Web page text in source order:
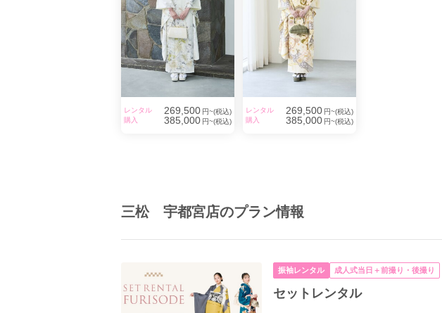
レンタル 269,500 円~(税込)
購入
385,000 円~(税込)
レンタル 269,500 円~(税込)
購入
385,000 円~(税込)
三松 宇都宮店のプラン情報
振袖レンタル 成人式当日＋前撮り・後撮り
セットレンタル